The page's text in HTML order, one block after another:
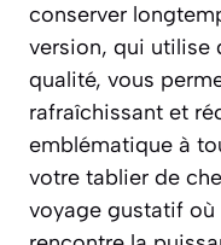
conserver
version, qui utilise
qualité, vous
rafraîchissant et
emblématique à
votre tablier de
voyage gustatif